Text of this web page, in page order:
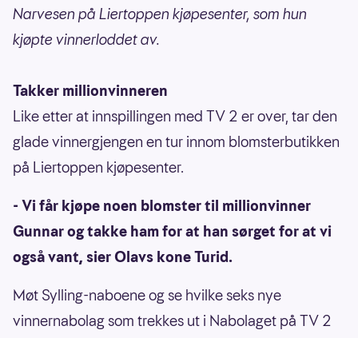
Narvesen på Liertoppen kjøpesenter, som hun
kjøpte vinnerloddet av.
Takker millionvinneren
Like etter at innspillingen med TV 2 er over, tar den
glade vinnergjengen en tur innom blomsterbutikken
på Liertoppen kjøpesenter.
- Vi får kjøpe noen blomster til millionvinner
Gunnar og takke ham for at han sørget for at vi
også vant, sier Olavs kone Turid.
Møt Sylling-naboene og se hvilke seks nye
vinnernabolag som trekkes ut i Nabolaget på TV 2